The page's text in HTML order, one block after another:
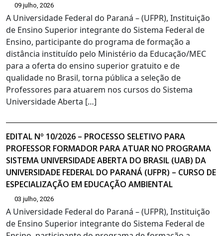
09 julho, 2026
A Universidade Federal do Paraná – (UFPR), Instituição
de Ensino Superior integrante do Sistema Federal de
Ensino, participante do programa de formação a
distância instituído pelo Ministério da Educação/MEC
para a oferta do ensino superior gratuito e de
qualidade no Brasil, torna pública a seleção de
Professores para atuarem nos cursos do Sistema
Universidade Aberta […]
EDITAL Nº 10/2026 – PROCESSO SELETIVO PARA
PROFESSOR FORMADOR PARA ATUAR NO PROGRAMA
SISTEMA UNIVERSIDADE ABERTA DO BRASIL (UAB) DA
UNIVERSIDADE FEDERAL DO PARANÁ (UFPR) – CURSO DE
ESPECIALIZAÇÃO EM EDUCAÇÃO AMBIENTAL
03 julho, 2026
A Universidade Federal do Paraná – (UFPR), Instituição
de Ensino Superior integrante do Sistema Federal de